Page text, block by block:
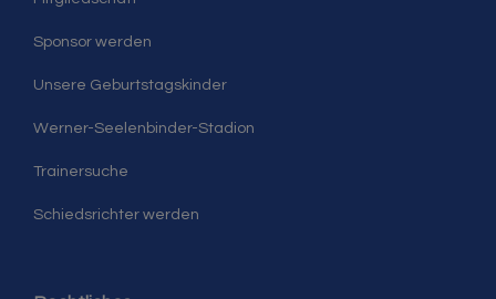
Sponsor werden
Unsere Geburtstagskinder
Werner-Seelenbinder-Stadion
Trainersuche
Schiedsrichter werden